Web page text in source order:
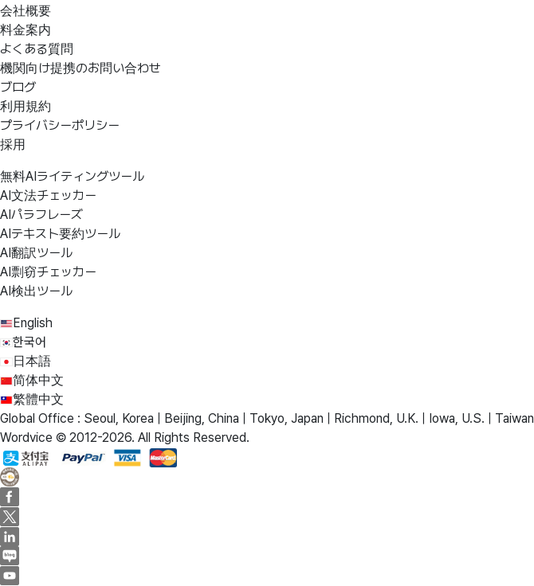
会社概要
料金案内
よくある質問
機関向け提携のお問い合わせ
ブログ
利用規約
プライバシーポリシー
採用
無料AIライティングツール
AI文法チェッカー
AIパラフレーズ
AIテキスト要約ツール
AI翻訳ツール
AI剽窃チェッカー
AI検出ツール
English
한국어
日本語
简体中文
繁體中文
Global Office : Seoul, Korea | Beijing, China | Tokyo, Japan | Richmond, U.K. | Iowa, U.S. | Taiwan
Wordvice © 2012-2026. All Rights Reserved.